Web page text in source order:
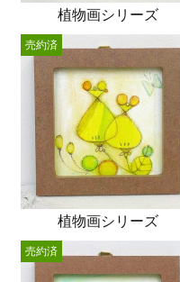
植物画シリーズ
植物画シリーズ
売約済
売約済